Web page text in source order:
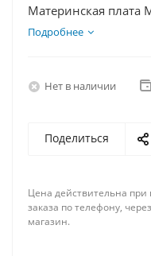
Материнская плата
UltraHD 1Гб, Память
Подробнее
Нет в наличии
Поделиться
Цена действительна
заказа по телефону,
магазин.